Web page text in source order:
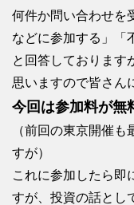
何件か問い合わせを
などに参加する」「
と回答しております
思いますので皆さん
今回は参加料が無
（前回の東京開催
すが）
これに参加したら即
すが、投資の話とし